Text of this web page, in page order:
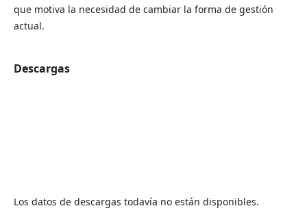
que motiva la necesidad de cambiar la forma de gestión
actual.
Descargas
Los datos de descargas todavía no están disponibles.